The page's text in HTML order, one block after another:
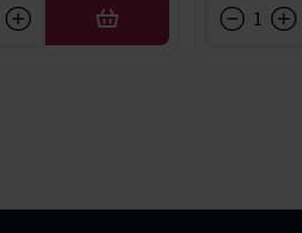
AÑADIR